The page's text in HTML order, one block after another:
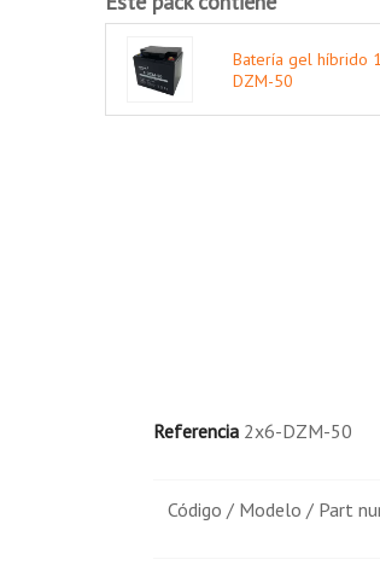
Batería gel híbrido
DZM-50
Referencia 2x6-DZM-50
Código / Modelo / Part
Sillas de ruedas y
Cortacésped.
Transpaletas.
Plataformas